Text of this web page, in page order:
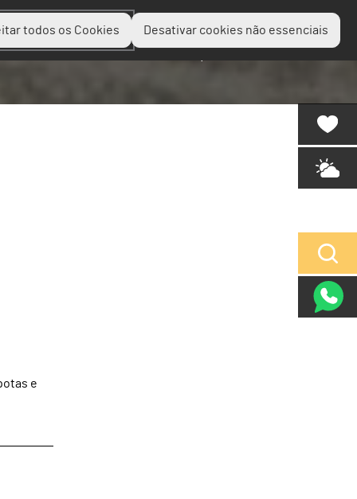
todos os Cookies Desativar cookies não essenciais
Planear Descobrir
e